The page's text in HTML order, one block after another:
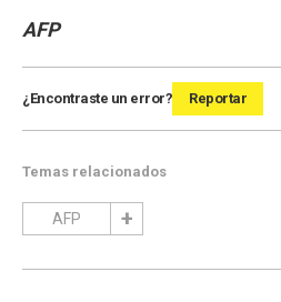
AFP
¿Encontraste un error? Reportar
Temas relacionados
AFP